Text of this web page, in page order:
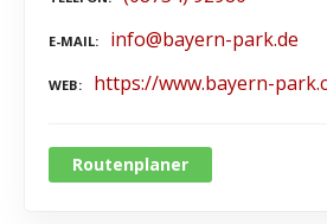
E-MAIL info@bayern-park.de
WEB https://www.bayern-
Routenplaner